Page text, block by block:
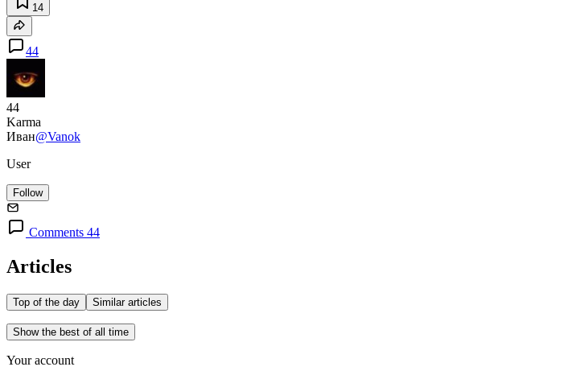
14
44
44
Karma
Иван@Vanok
User
Follow
Comments 44
Articles
Top of the day Similar articles
Show the best of all time
Your account